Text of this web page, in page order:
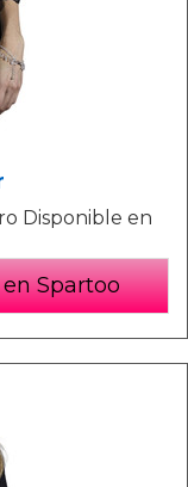
Disponible en
Spartoo